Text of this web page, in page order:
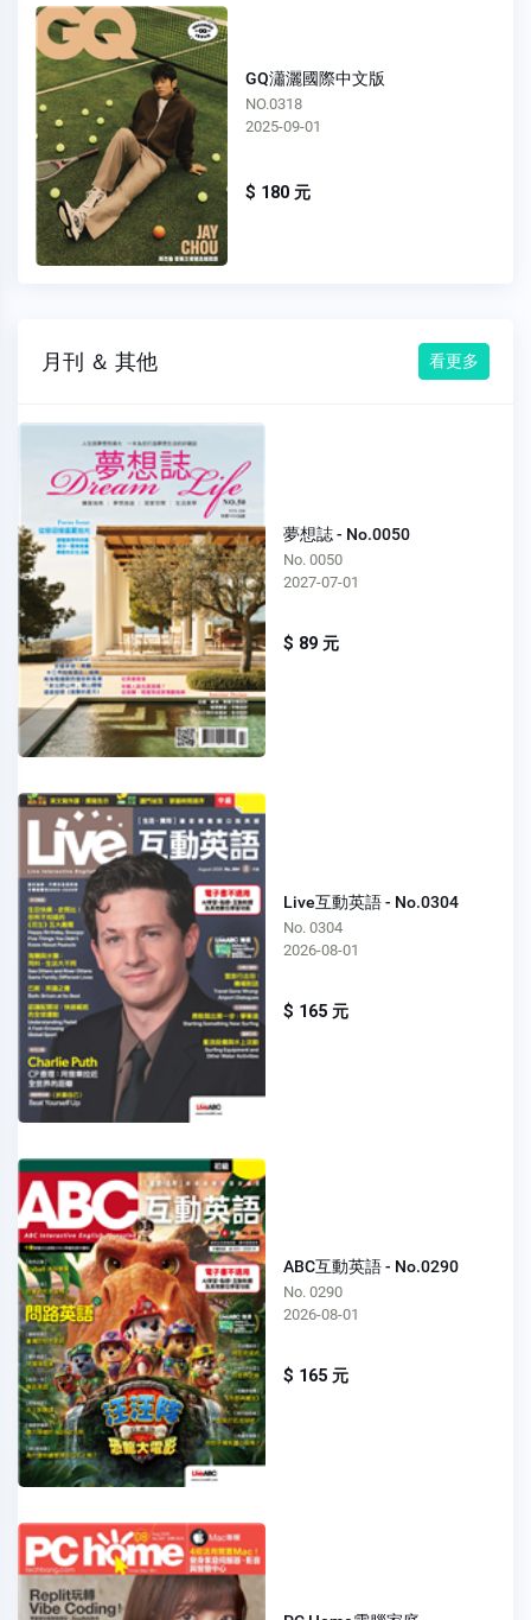
GQ瀟灑國際中文版
NO.0318
2025-09-01
$ 180 元
月刊 ＆ 其他 看更多
夢想誌 - No.0050
No. 0050
2027-07-01
$ 89 元
Live互動英語 - No.0304
No. 0304
2026-08-01
$ 165 元
ABC互動英語 - No.0290
No. 0290
2026-08-01
$ 165 元